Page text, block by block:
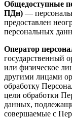
Общедоступные
ПДн) —
предоставлен
персональных
Оператор
государственный
или физическое
другими лицами
обработку
цели обработки
данных,
совершаемые с